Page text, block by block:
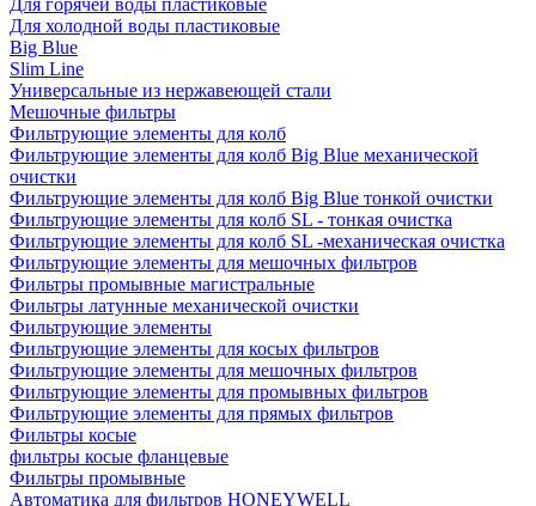
Для холодной воды пластиковые
Big Blue
Slim Line
Универсальные из нержавеющей стали
Мешочные фильтры
Фильтрующие элементы для колб
Фильтрующие элементы для колб Big Blue механической
очистки
Фильтрующие элементы для колб Big Blue тонкой очистки
Фильтрующие элементы для колб SL - тонкая очистка
Фильтрующие элементы для колб SL -механическая очистка
Фильтрующие элементы для мешочных фильтров
Фильтры промывные магистральные
Фильтры латунные механической очистки
Фильтрующие элементы
Фильтрующие элементы для косых фильтров
Фильтрующие элементы для мешочных фильтров
Фильтрующие элементы для промывных фильтров
Фильтрующие элементы для прямых фильтров
Фильтры косые
фильтры косые фланцевые
Фильтры промывные
Автоматика для фильтров HONEYWELL